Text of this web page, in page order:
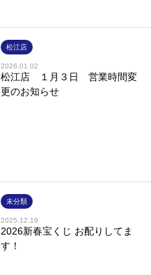
松江店
2026.01.02
松江店 １月３日 営業時間変
更のお知らせ
未分類
2025.12.19
2026新春宝くじ お配りしてま
す！